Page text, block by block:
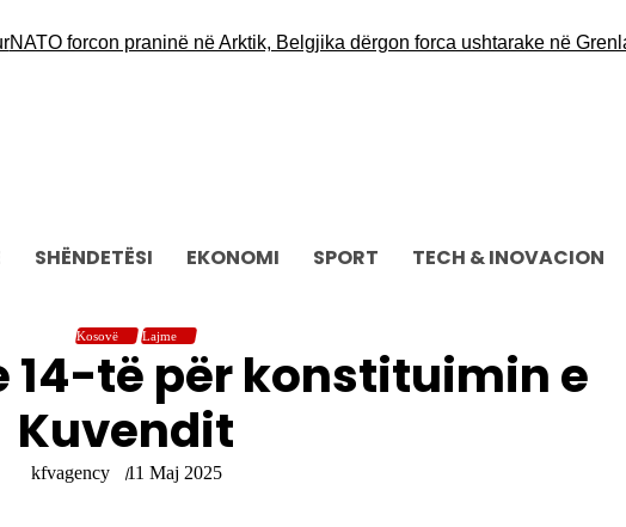
forcon praninë në Arktik, Belgjika dërgon forca ushtarake në
SHËNDETËSI EKONOMI SPORT TECH & INOVACION
Kosovë Lajme
14-të për konstituimin e
Kuvendit
kfvagency 11 Maj 2025